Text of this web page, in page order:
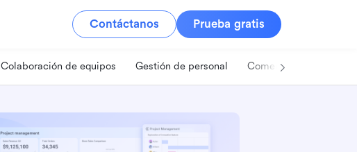
Contáctanos Prueba gratis
Colaboración de equipos Gestión de personal Comercio minorista